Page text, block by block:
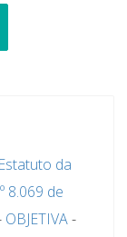
da
8.069 de
OBJETIVA-